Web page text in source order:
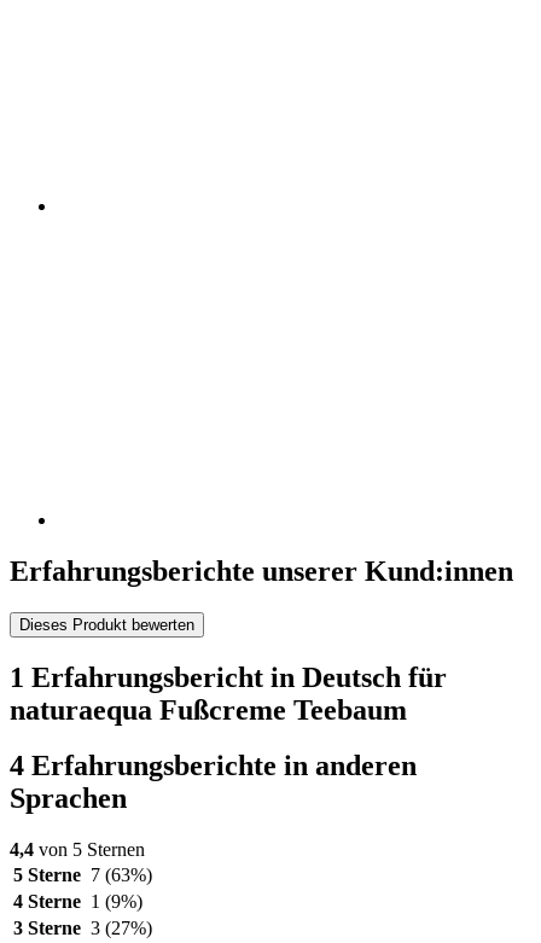
Erfahrungsberichte unserer Kund:innen
Dieses Produkt bewerten
1 Erfahrungsbericht in Deutsch für
naturaequa Fußcreme Teebaum
4 Erfahrungsberichte in anderen
Sprachen
4,4 von 5 Sternen
5 Sterne 7 (63%)
4 Sterne 1 (9%)
3 Sterne 3 (27%)